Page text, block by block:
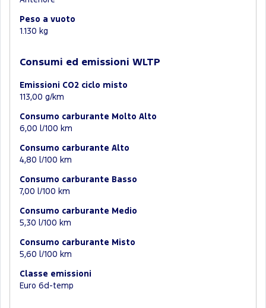
Peso a vuoto
1.130 kg
Consumi ed emissioni WLTP
Emissioni CO2 ciclo misto
113,00 g/km
Consumo carburante Molto Alto
6,00 l/100 km
Consumo carburante Alto
4,80 l/100 km
Consumo carburante Basso
7,00 l/100 km
Consumo carburante Medio
5,30 l/100 km
Consumo carburante Misto
5,60 l/100 km
Classe emissioni
Euro 6d-temp